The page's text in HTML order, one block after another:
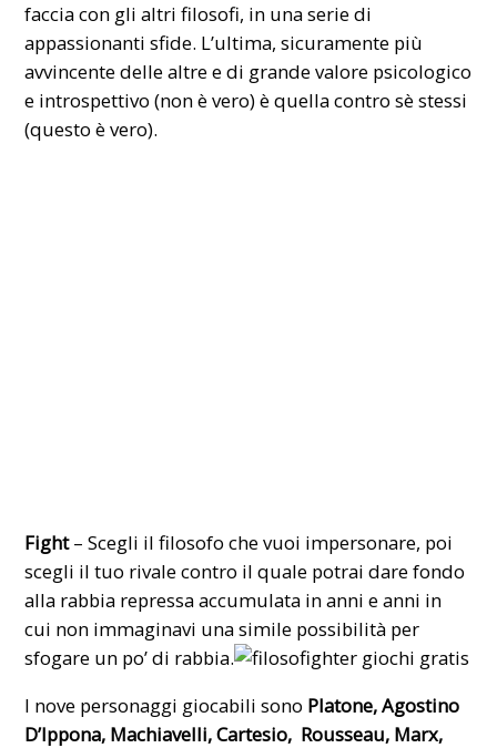
faccia con gli altri filosofi, in una serie di
appassionanti sfide. L’ultima, sicuramente più
avvincente delle altre e di grande valore psicologico
e introspettivo (non è vero) è quella contro sè stessi
(questo è vero).
Fight– Scegli il filosofo che vuoi impersonare, poi
scegli il tuo rivale contro il quale potrai dare fondo
alla rabbia repressa accumulata in anni e anni in
cui non immaginavi una simile possibilità per
sfogare un po’ di rabbia.
I nove personaggi giocabili sono Platone, Agostino
D’Ippona, Machiavelli, Cartesio, Rousseau, Marx,